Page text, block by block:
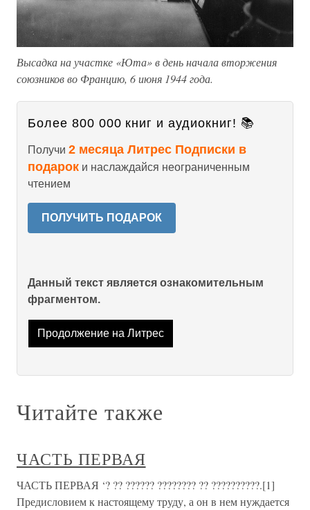
Высадка на участке «Юта» в день начала вторжения
союзников во Францию, 6 июня 1944 года.
Более 800 000 книг и аудиокниг! 📚
Получи 2 месяца Литрес Подписки в
подарок и наслаждайся неограниченным
чтением
ПОЛУЧИТЬ ПОДАРОК
Данный текст является ознакомительным
фрагментом.
Продолжение на Литрес
Читайте также
ЧАСТЬ ПЕРВАЯ
ЧАСТЬ ПЕРВАЯ ‘? ?? ?????? ???????? ?? ??????????.[1]
Предисловием к настоящему труду, а он в нем нуждается